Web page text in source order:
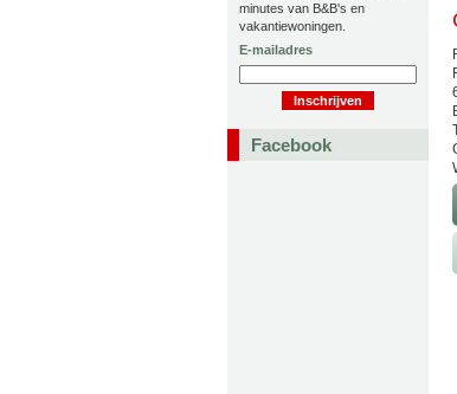
minutes van B&B's en
vakantiewoningen.
E-mailadres
Facebook